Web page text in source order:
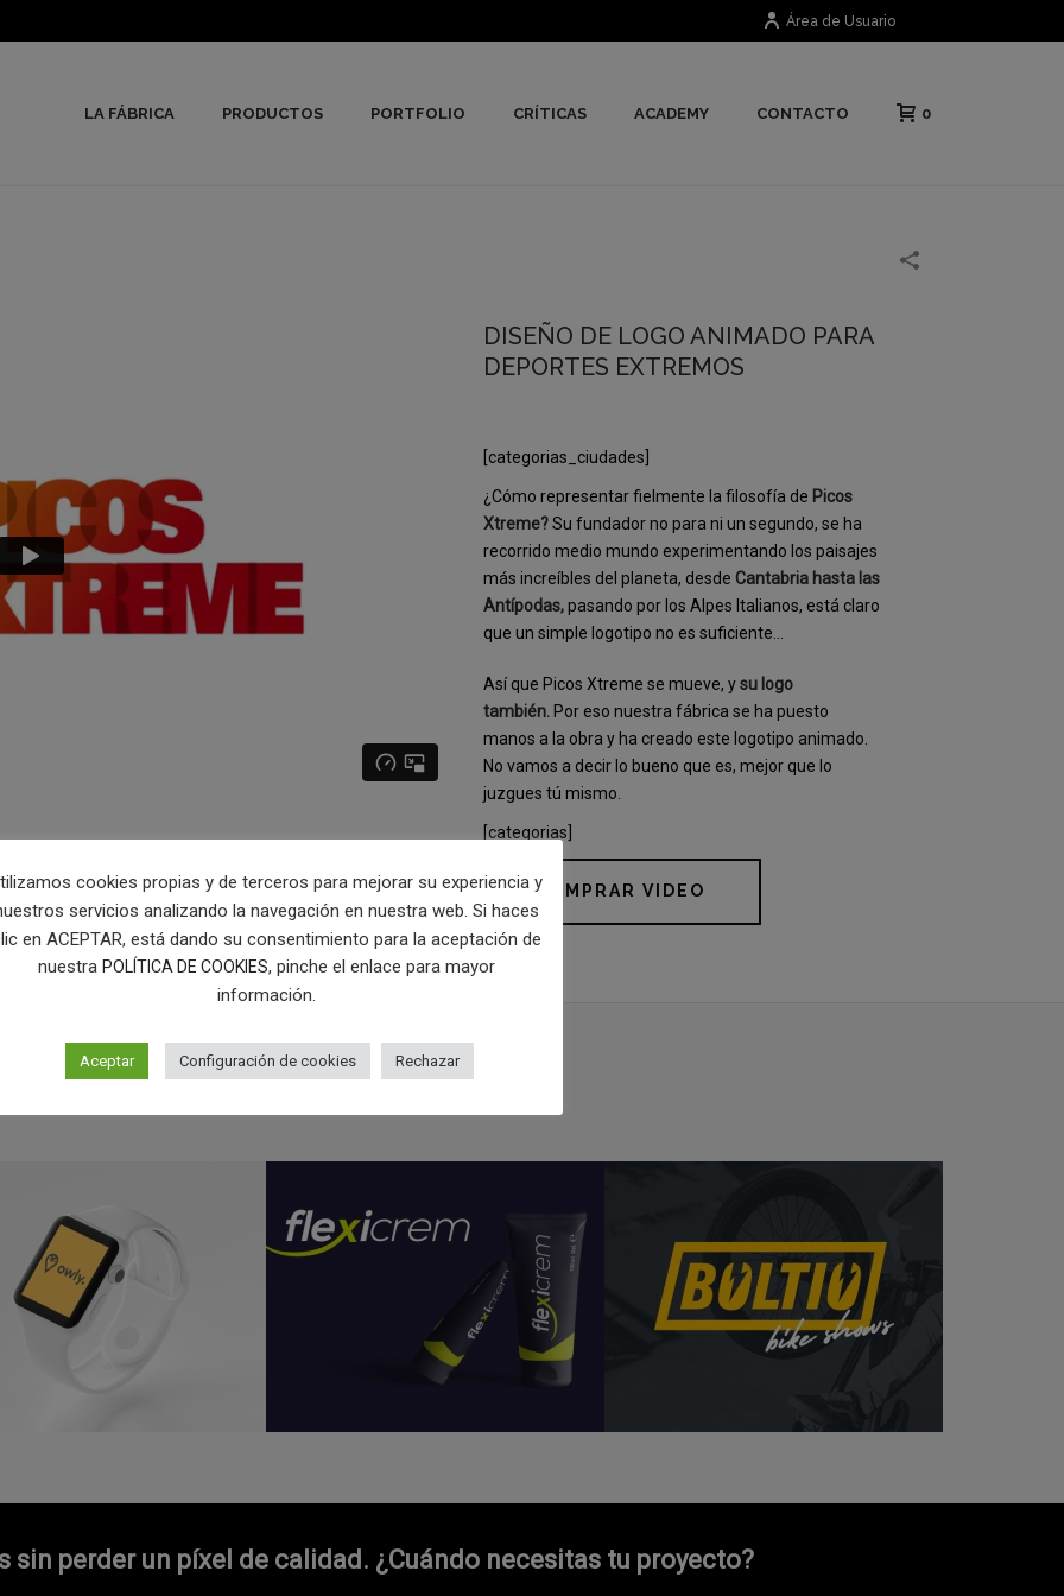
Área de Usuario
LA FÁBRICA PRODUCTOS PORTFOLIO CRÍTICAS ACADEMY CONTACTO 0
DISEÑO DE LOGO ANIMADO PARA
DEPORTES EXTREMOS
[categorias_ciudades]
¿Cómo representar fielmente la filosofía de Picos
Xtreme?Su fundador no para ni un segundo, se ha
recorrido medio mundo experimentando los paisajes
más increíbles del planeta, desde Cantabria hasta las
Antípodas,pasando por los Alpes Italianos, está claro
que un simple logotipo no es suficiente…
Así que Picos Xtreme se mueve, ysu logo
también. Por eso nuestra fábrica se ha puesto
manos a la obra y ha creado este logotipo animado.
No vamos a decir lo bueno que es, mejor que lo
juzgues tú mismo.
[categorias]
COMPRAR VIDEO
sin perder un píxel de calidad. ¿Cuándo necesitas tu proyecto?
cookies propias y de terceros para mejorar su experiencia y
servicios analizando la navegación en nuestra web. Si haces
en ACEPTAR, está dando su consentimiento para la aceptación de
nuestra POLÍTICA DE COOKIES, pinche el enlace para mayor
información.
Aceptar Configuración de cookies Rechazar